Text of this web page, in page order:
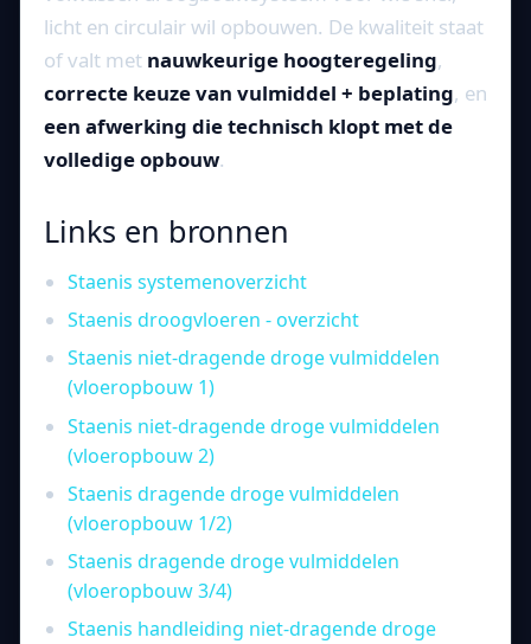
licht en circulair wil opbouwen. De kwaliteit staat
of valt met nauwkeurige hoogteregeling,
correcte keuze van vulmiddel + beplating, en
een afwerking die technisch klopt met de
volledige opbouw.
Links en bronnen
Staenis systemenoverzicht
Staenis droogvloeren - overzicht
Staenis niet-dragende droge vulmiddelen
(vloeropbouw 1)
Staenis niet-dragende droge vulmiddelen
(vloeropbouw 2)
Staenis dragende droge vulmiddelen
(vloeropbouw 1/2)
Staenis dragende droge vulmiddelen
(vloeropbouw 3/4)
Staenis handleiding niet-dragende droge